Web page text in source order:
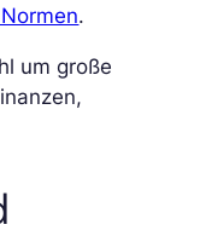
.
um große